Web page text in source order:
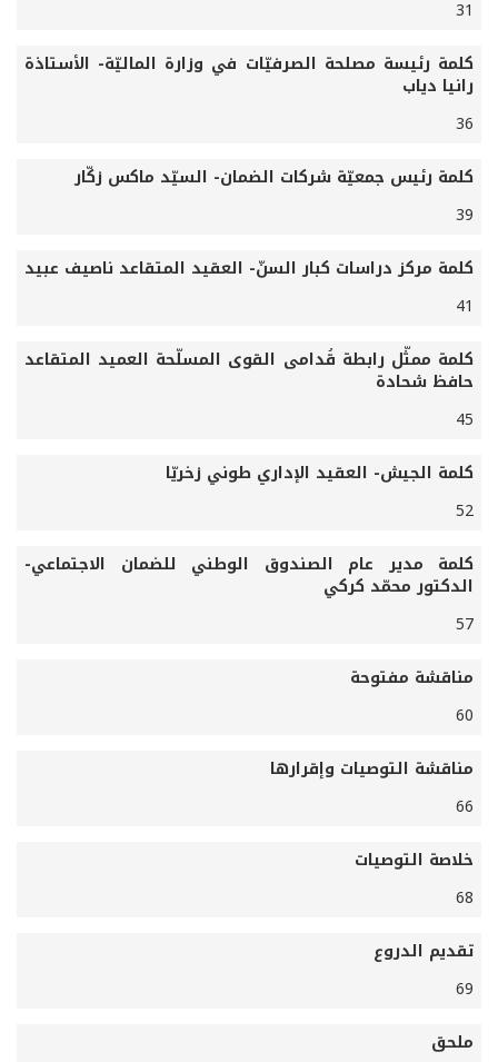
31
كلمة رئيسة مصلحة الصرفيّات في وزارة الماليّة- الأستاذة
رانيا دياب
36
كلمة رئيس جمعيّة شركات الضمان- السيّد ماكس زكّار
39
كلمة مركز دراسات كبار السنّ- العقيد المتقاعد ناصيف عبيد
41
كلمة ممثّل رابطة قُدامى القوى المسلّحة العميد المتقاعد
حافظ شحادة
45
كلمة الجيش- العقيد الإداري طوني زخريّا
52
كلمة مدير عام الصندوق الوطني للضمان الاجتماعي-
الدكتور محمّد كركي
57
مناقشة مفتوحة
60
مناقشة التوصيات وإقرارها
66
خلاصة التوصيات
68
تقديم الدروع
69
ملحق